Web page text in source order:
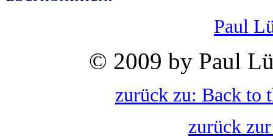
Paul
© 2009 by Paul
zurück zu: Back to
zurück